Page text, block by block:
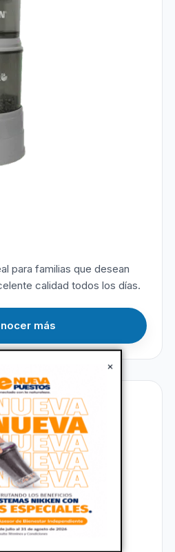
×
para familias que desean
calidad todos los días.
más